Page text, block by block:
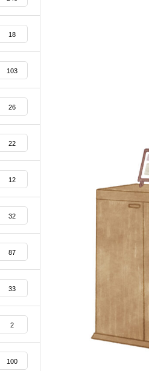
18
103
26
22
12
32
87
33
2
100